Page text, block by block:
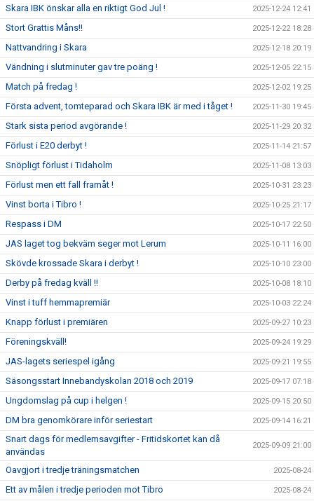
Skara IBK önskar alla en riktigt God Jul ! 2025-12-24 12:41
Stort Grattis Måns!! 2025-12-22 18:28
Nattvandring i Skara 2025-12-18 20:19
Vändning i slutminuter gav tre poäng ! 2025-12-05 22:15
Match på fredag ! 2025-12-02 19:25
Första advent, tomteparad och Skara IBK är med i tåget ! 2025-11-30 19:45
Stark sista period avgörande ! 2025-11-29 20:32
Förlust i E20 derbyt ! 2025-11-14 21:57
Snöpligt förlust i Tidaholm 2025-11-08 13:03
Förlust men ett fall framåt ! 2025-10-31 23:23
Vinst borta i Tibro ! 2025-10-25 21:17
Respass i DM 2025-10-17 22:50
JAS laget tog bekväm seger mot Lerum 2025-10-11 16:00
Skövde krossade Skara i derbyt ! 2025-10-10 23:00
Derby på fredag kväll !! 2025-10-08 18:10
Vinst i tuff hemmapremiär 2025-10-03 22:24
Knapp förlust i premiären 2025-09-27 10:23
Föreningskväll! 2025-09-24 19:29
JAS-lagets seriespel igång 2025-09-21 19:55
Säsongsstart Innebandyskolan 2018 och 2019 2025-09-17 07:18
Ungdomslag på cup i helgen ! 2025-09-15 20:50
DM bra genomkörare inför seriestart 2025-09-14 16:21
Snart dags för medlemsavgifter - Fritidskortet kan då
användas
2025-09-09 21:00
Oavgjort i tredje träningsmatchen 2025-08-24
Ett av målen i tredje perioden mot Tibro 2025-08-24